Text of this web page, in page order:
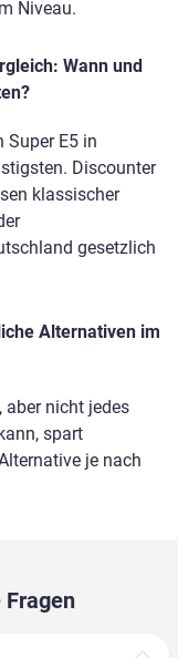
Niveau.
Wann und
Super E5 in
Discounter
klassischer
gesetzlich
Alternativen im
aber nicht jedes
spart
je nach
Fragen